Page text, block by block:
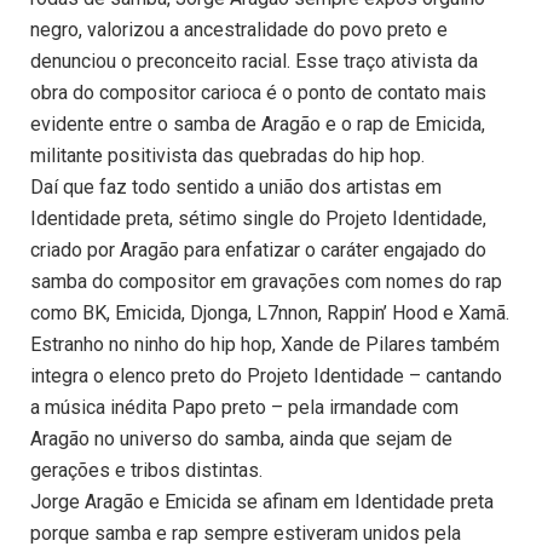
negro, valorizou a ancestralidade do povo preto e
denunciou o preconceito racial. Esse traço ativista da
obra do compositor carioca é o ponto de contato mais
evidente entre o samba de Aragão e o rap de Emicida,
militante positivista das quebradas do hip hop.
Daí que faz todo sentido a união dos artistas em
Identidade preta, sétimo single do Projeto Identidade,
criado por Aragão para enfatizar o caráter engajado do
samba do compositor em gravações com nomes do rap
como BK, Emicida, Djonga, L7nnon, Rappin’ Hood e Xamã.
Estranho no ninho do hip hop, Xande de Pilares também
integra o elenco preto do Projeto Identidade – cantando
a música inédita Papo preto – pela irmandade com
Aragão no universo do samba, ainda que sejam de
gerações e tribos distintas.
Jorge Aragão e Emicida se afinam em Identidade preta
porque samba e rap sempre estiveram unidos pela